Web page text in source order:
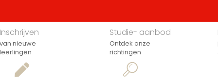
Inschrijven
van nieuwe
leerlingen
Studie- aanbod
Ontdek onze
richtingen